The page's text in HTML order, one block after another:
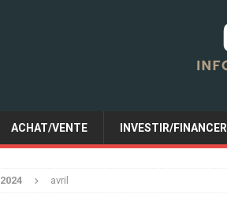
ACHAT/VENTE INVESTIR/FINANCER
2024 avril